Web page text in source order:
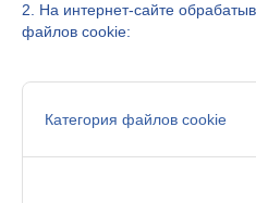
2. На интернет-сайте
файлов cookie:
Категория файлов cookie